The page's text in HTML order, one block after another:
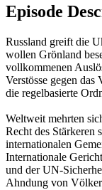
Episode
Russland greift die
wollen Grönland
vollkommenen
Verstösse gegen
die regelbasierte
Weltweit mehrten
Recht des Stärkeren
internationalen
Internationale
und der UN-
Ahndung von